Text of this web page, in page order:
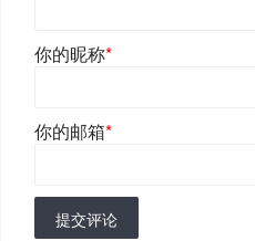
你的昵称*
你的邮箱*
提交评论